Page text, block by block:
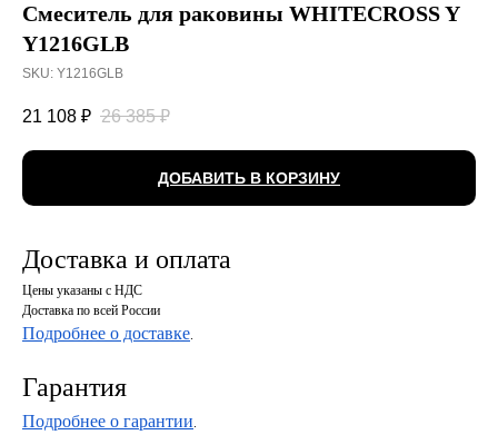
Смеситель для раковины WHITECROSS Y
Y1216GLB
SKU: Y1216GLB
21 108 ₽ 26 385 ₽
ДОБАВИТЬ В КОРЗИНУ
Доставка и оплата
Цены указаны с НДС
Доставка по всей России
Подробнее о доставке.
Гарантия
Подробнее о гарантии.